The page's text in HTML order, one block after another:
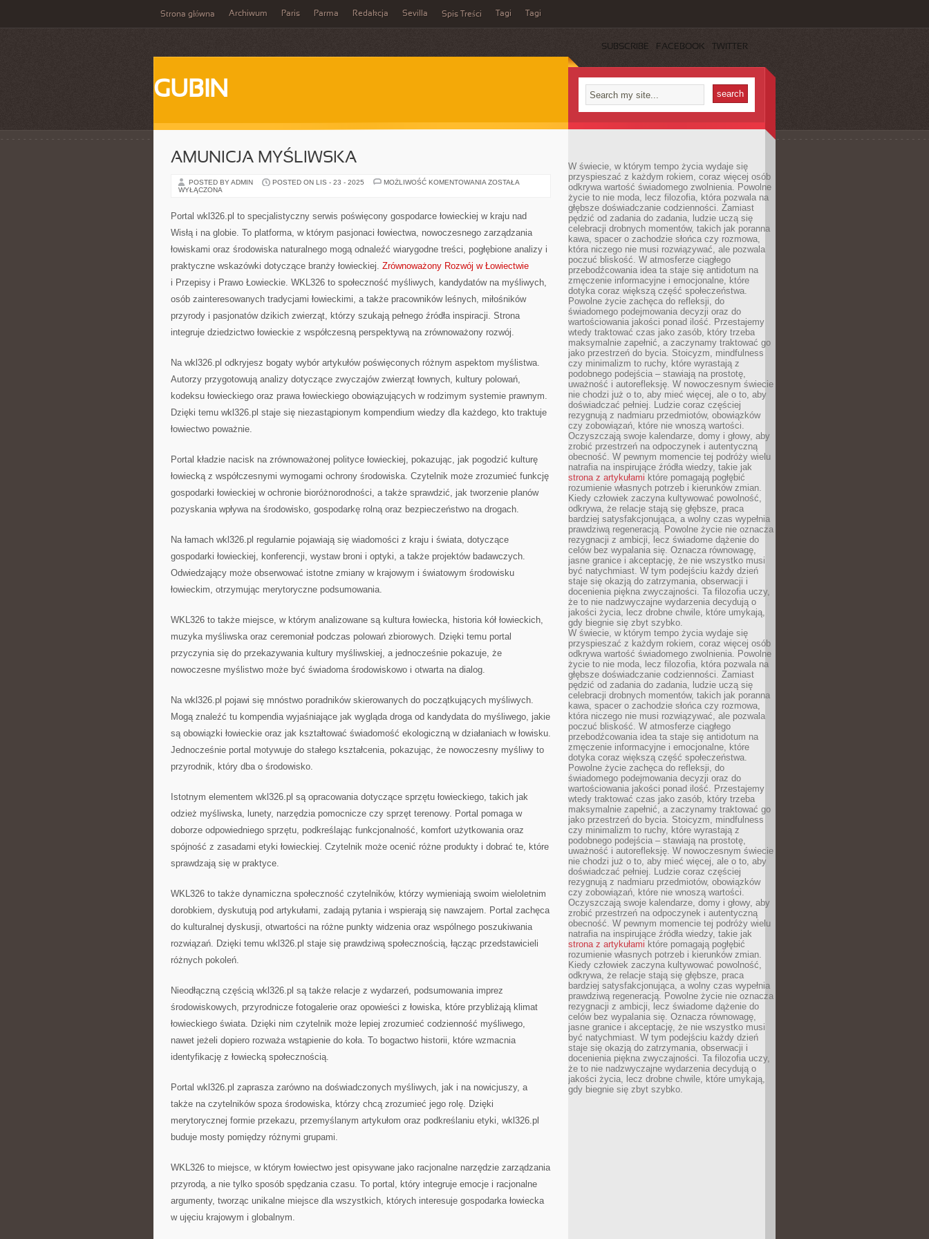
Strona główna Archiwum Paris Parma Redakcja Sevilla Spis Treści Tagi Tagi
SUBSCRIBE FACEBOOK TWITTER
GUBIN
AMUNICJA MYŚLIWSKA
POSTED BY ADMIN POSTED ON LIS - 23 - 2025 MOŻLIWOŚĆ KOMENTOWANIA AMUNICJA
ZOSTAŁA
WYŁĄCZONA
Portal wkl326.pl to specjalistyczny serwis poświęcony gospodarce łowieckiej w kraju nad
Wisłą i na globie. To platforma, w którym pasjonaci łowiectwa, nowoczesnego zarządzania
łowiskami oraz środowiska naturalnego mogą odnaleźć wiarygodne treści, pogłębione analizy i
praktyczne wskazówki dotyczące branży łowieckiej. Zrównoważony Rozwój w Łowiectwie
i Przepisy i Prawo Łowieckie. WKL326 to społeczność myśliwych, kandydatów na myśliwych,
osób zainteresowanych tradycjami łowieckimi, a także pracowników leśnych, miłośników
przyrody i pasjonatów dzikich zwierząt, którzy szukają pełnego źródła inspiracji. Strona
integruje dziedzictwo łowieckie z współczesną perspektywą na zrównoważony rozwój.
Na wkl326.pl odkryjesz bogaty wybór artykułów poświęconych różnym aspektom myślistwa.
Autorzy przygotowują analizy dotyczące zwyczajów zwierząt łownych, kultury polowań,
kodeksu łowieckiego oraz prawa łowieckiego obowiązujących w rodzimym systemie prawnym.
Dzięki temu wkl326.pl staje się niezastąpionym kompendium wiedzy dla każdego, kto traktuje
łowiectwo poważnie.
Portal kładzie nacisk na zrównoważonej polityce łowieckiej, pokazując, jak pogodzić kulturę
łowiecką z współczesnymi wymogami ochrony środowiska. Czytelnik może zrozumieć funkcję
gospodarki łowieckiej w ochronie bioróżnorodności, a także sprawdzić, jak tworzenie planów
pozyskania wpływa na środowisko, gospodarkę rolną oraz bezpieczeństwo na drogach.
Na łamach wkl326.pl regularnie pojawiają się wiadomości z kraju i świata, dotyczące
gospodarki łowieckiej, konferencji, wystaw broni i optyki, a także projektów badawczych.
Odwiedzający może obserwować istotne zmiany w krajowym i światowym środowisku
łowieckim, otrzymując merytoryczne podsumowania.
WKL326 to także miejsce, w którym analizowane są kultura łowiecka, historia kół łowieckich,
muzyka myśliwska oraz ceremoniał podczas polowań zbiorowych. Dzięki temu portal
przyczynia się do przekazywania kultury myśliwskiej, a jednocześnie pokazuje, że
nowoczesne myślistwo może być świadoma środowiskowo i otwarta na dialog.
Na wkl326.pl pojawi się mnóstwo poradników skierowanych do początkujących myśliwych.
Mogą znaleźć tu kompendia wyjaśniające jak wygląda droga od kandydata do myśliwego, jakie
są obowiązki łowieckie oraz jak kształtować świadomość ekologiczną w działaniach w łowisku.
Jednocześnie portal motywuje do stałego kształcenia, pokazując, że nowoczesny myśliwy to
przyrodnik, który dba o środowisko.
Istotnym elementem wkl326.pl są opracowania dotyczące sprzętu łowieckiego, takich jak
odzież myśliwska, lunety, narzędzia pomocnicze czy sprzęt terenowy. Portal pomaga w
doborze odpowiedniego sprzętu, podkreślając funkcjonalność, komfort użytkowania oraz
spójność z zasadami etyki łowieckiej. Czytelnik może ocenić różne produkty i dobrać te, które
sprawdzają się w praktyce.
WKL326 to także dynamiczna społeczność czytelników, którzy wymieniają swoim wieloletnim
dorobkiem, dyskutują pod artykułami, zadają pytania i wspierają się nawzajem. Portal zachęca
do kulturalnej dyskusji, otwartości na różne punkty widzenia oraz wspólnego poszukiwania
rozwiązań. Dzięki temu wkl326.pl staje się prawdziwą społecznością, łącząc przedstawicieli
różnych pokoleń.
Nieodłączną częścią wkl326.pl są także relacje z wydarzeń, podsumowania imprez
środowiskowych, przyrodnicze fotogalerie oraz opowieści z łowiska, które przybliżają klimat
łowieckiego świata. Dzięki nim czytelnik może lepiej zrozumieć codzienność myśliwego,
nawet jeżeli dopiero rozważa wstąpienie do koła. To bogactwo historii, które wzmacnia
identyfikację z łowiecką społecznością.
Portal wkl326.pl zaprasza zarówno na doświadczonych myśliwych, jak i na nowicjuszy, a
także na czytelników spoza środowiska, którzy chcą zrozumieć jego rolę. Dzięki
merytorycznej formie przekazu, przemyślanym artykułom oraz podkreślaniu etyki, wkl326.pl
buduje mosty pomiędzy różnymi grupami.
WKL326 to miejsce, w którym łowiectwo jest opisywane jako racjonalne narzędzie zarządzania
przyrodą, a nie tylko sposób spędzania czasu. To portal, który integruje emocje i racjonalne
argumenty, tworząc unikalne miejsce dla wszystkich, których interesuje gospodarka łowiecka
w ujęciu krajowym i globalnym.
W świecie, w którym tempo życia wydaje się
przyspieszać z każdym rokiem, coraz więcej osób
odkrywa wartość świadomego zwolnienia. Powolne
życie to nie moda, lecz filozofia, która pozwala na
głębsze doświadczanie codzienności. Zamiast
pędzić od zadania do zadania, ludzie uczą się
celebracji drobnych momentów, takich jak poranna
kawa, spacer o zachodzie słońca czy rozmowa,
która niczego nie musi rozwiązywać, ale pozwala
poczuć bliskość. W atmosferze ciągłego
przebodźcowania idea ta staje się antidotum na
zmęczenie informacyjne i emocjonalne, które
dotyka coraz większą część społeczeństwa.
Powolne życie zachęca do refleksji, do
świadomego podejmowania decyzji oraz do
wartościowania jakości ponad ilość. Przestajemy
wtedy traktować czas jako zasób, który trzeba
maksymalnie zapełnić, a zaczynamy traktować go
jako przestrzeń do bycia. Stoicyzm, mindfulness
czy minimalizm to ruchy, które wyrastają z
podobnego podejścia – stawiają na prostotę,
uważność i autorefleksję. W nowoczesnym świecie
nie chodzi już o to, aby mieć więcej, ale o to, aby
doświadczać pełniej. Ludzie coraz częściej
rezygnują z nadmiaru przedmiotów, obowiązków
czy zobowiązań, które nie wnoszą wartości.
Oczyszczają swoje kalendarze, domy i głowy, aby
zrobić przestrzeń na odpoczynek i autentyczną
obecność. W pewnym momencie tej podróży wielu
natrafia na inspirujące źródła wiedzy, takie jak
strona z artykułami które pomagają pogłębić
rozumienie własnych potrzeb i kierunków zmian.
Kiedy człowiek zaczyna kultywować powolność,
odkrywa, że relacje stają się głębsze, praca
bardziej satysfakcjonująca, a wolny czas wypełnia
prawdziwą regeneracją. Powolne życie nie oznacza
rezygnacji z ambicji, lecz świadome dążenie do
celów bez wypalania się. Oznacza równowagę,
jasne granice i akceptację, że nie wszystko musi
być natychmiast. W tym podejściu każdy dzień
staje się okazją do zatrzymania, obserwacji i
docenienia piękna zwyczajności. Ta filozofia uczy,
że to nie nadzwyczajne wydarzenia decydują o
jakości życia, lecz drobne chwile, które umykają,
gdy biegnie się zbyt szybko.
W świecie, w którym tempo życia wydaje się
przyspieszać z każdym rokiem, coraz więcej osób
odkrywa wartość świadomego zwolnienia. Powolne
życie to nie moda, lecz filozofia, która pozwala na
głębsze doświadczanie codzienności. Zamiast
pędzić od zadania do zadania, ludzie uczą się
celebracji drobnych momentów, takich jak poranna
kawa, spacer o zachodzie słońca czy rozmowa,
która niczego nie musi rozwiązywać, ale pozwala
poczuć bliskość. W atmosferze ciągłego
przebodźcowania idea ta staje się antidotum na
zmęczenie informacyjne i emocjonalne, które
dotyka coraz większą część społeczeństwa.
Powolne życie zachęca do refleksji, do
świadomego podejmowania decyzji oraz do
wartościowania jakości ponad ilość. Przestajemy
wtedy traktować czas jako zasób, który trzeba
maksymalnie zapełnić, a zaczynamy traktować go
jako przestrzeń do bycia. Stoicyzm, mindfulness
czy minimalizm to ruchy, które wyrastają z
podobnego podejścia – stawiają na prostotę,
uważność i autorefleksję. W nowoczesnym świecie
nie chodzi już o to, aby mieć więcej, ale o to, aby
doświadczać pełniej. Ludzie coraz częściej
rezygnują z nadmiaru przedmiotów, obowiązków
czy zobowiązań, które nie wnoszą wartości.
Oczyszczają swoje kalendarze, domy i głowy, aby
zrobić przestrzeń na odpoczynek i autentyczną
obecność. W pewnym momencie tej podróży wielu
natrafia na inspirujące źródła wiedzy, takie jak
strona z artykułami które pomagają pogłębić
rozumienie własnych potrzeb i kierunków zmian.
Kiedy człowiek zaczyna kultywować powolność,
odkrywa, że relacje stają się głębsze, praca
bardziej satysfakcjonująca, a wolny czas wypełnia
prawdziwą regeneracją. Powolne życie nie oznacza
rezygnacji z ambicji, lecz świadome dążenie do
celów bez wypalania się. Oznacza równowagę,
jasne granice i akceptację, że nie wszystko musi
być natychmiast. W tym podejściu każdy dzień
staje się okazją do zatrzymania, obserwacji i
docenienia piękna zwyczajności. Ta filozofia uczy,
że to nie nadzwyczajne wydarzenia decydują o
jakości życia, lecz drobne chwile, które umykają,
gdy biegnie się zbyt szybko.